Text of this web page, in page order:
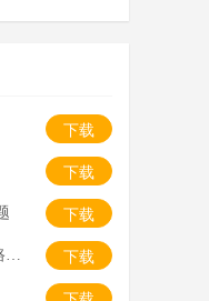
下载
下载
下载
ACCA-MA leger related汇总思路整理-笔记 下载